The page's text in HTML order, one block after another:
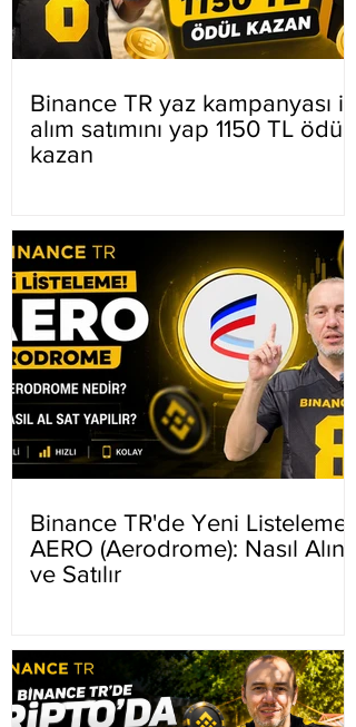
Binance TR yaz kampanyası ilk
alım satımını yap 1150 TL ödül
kazan
Binance TR'de Yeni Listeleme
AERO (Aerodrome): Nasıl Alınır
ve Satılır